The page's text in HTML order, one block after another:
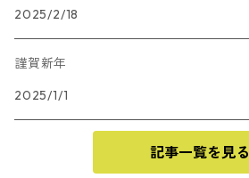
2025/2/18
謹賀新年
2025/1/1
記事一覧を見る